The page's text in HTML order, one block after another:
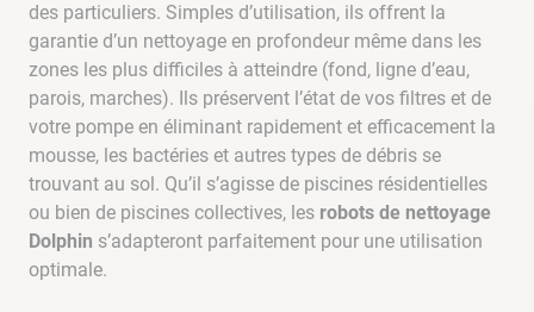
des particuliers. Simples d’utilisation, ils offrent la
garantie d’un nettoyage en profondeur même dans les
zones les plus difficiles à atteindre (fond, ligne d’eau,
parois, marches). Ils préservent l’état de vos filtres et de
votre pompe en éliminant rapidement et efficacement la
mousse, les bactéries et autres types de débris se
trouvant au sol. Qu’il s’agisse de piscines résidentielles
ou bien de piscines collectives, les robots de nettoyage
Dolphin s’adapteront parfaitement pour une utilisation
optimale.